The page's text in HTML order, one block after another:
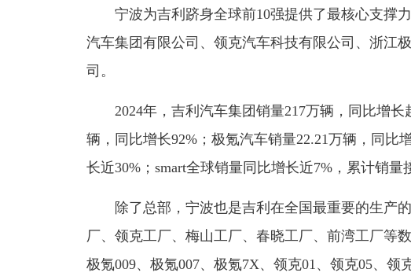
宁波为吉利跻身全球前10强提供了最核心支撑
汽车集团有限公司、领克汽车科技有限公司、浙江
司。
2024年，吉利汽车集团销量217万辆，同比增
辆，同比增长92%； 极氪汽车销量22.21万辆‌，同比
长近30%；smart全球销量同比增长近7%，累计销量
除了总部，宁波也是吉利在全国最重要的生产的
厂、领克工厂、梅山工厂、春晓工厂、前湾工厂等
极氪009、极氪007、极氪7X、领克01、领克05、领